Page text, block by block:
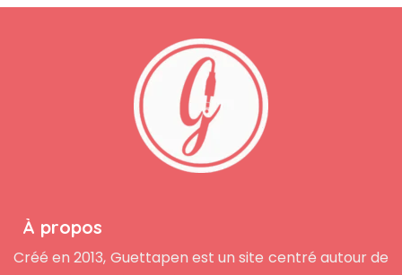
À propos
Créé en 2013, Guettapen est un site centré autour de